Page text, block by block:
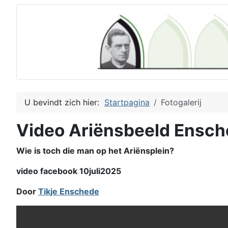
U bevindt zich hier: Startpagina Fotogalerij
Video Ariënsbeeld
Wie is toch die man op het Ariënsplein?
video facebook 10juli2025
Door Tikje Enschede